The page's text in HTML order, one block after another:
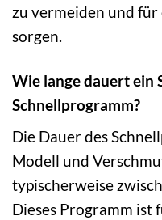
zu vermeiden und
sorgen.
Wie lange dauert ein
Schnellprogramm?
Die Dauer des
Modell und
typischerweise
Dieses Programm ist